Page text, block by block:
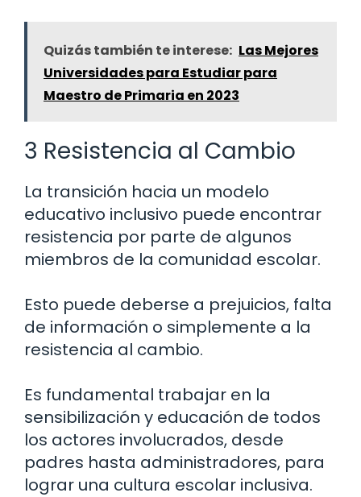
Quizás también te interese: Las Mejores
Universidades para Estudiar para
Maestro de Primaria en 2023
3 Resistencia al Cambio
La transición hacia un modelo
educativo inclusivo puede encontrar
resistencia por parte de algunos
miembros de la comunidad escolar.
Esto puede deberse a prejuicios, falta
de información o simplemente a la
resistencia al cambio.
Es fundamental trabajar en la
sensibilización y educación de todos
los actores involucrados, desde
padres hasta administradores, para
lograr una cultura escolar inclusiva.